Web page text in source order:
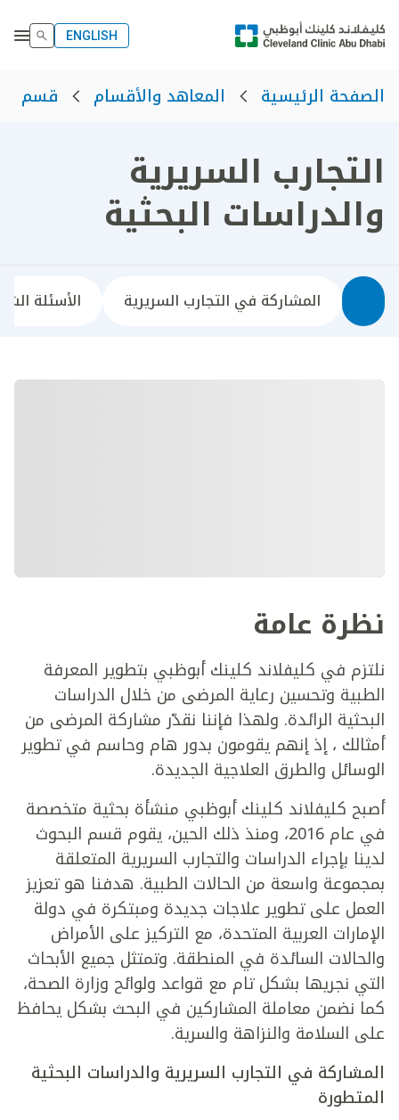
ENGLISH
الصفحة الرئيسية المعاهد والأقسام قسم
التجارب السريرية
والدراسات البحثية
المشاركة في التجارب السريرية الأسئلة
نظرة عامة
نلتزم في كليفلاند كلينك أبوظبي بتطوير المعرفة
الطبية وتحسين رعاية المرضى من خلال الدراسات
البحثية الرائدة. ولهذا فإننا نقدّر مشاركة المرضى من
أمثالك ، إذ إنهم يقومون بدور هام وحاسم في تطوير
الوسائل والطرق العلاجية الجديدة.
أصبح كليفلاند كلينك أبوظبي منشأة بحثية متخصصة
في عام 2016، ومنذ ذلك الحين، يقوم قسم البحوث
لدينا بإجراء الدراسات والتجارب السريرية المتعلقة
بمجموعة واسعة من الحالات الطبية. هدفنا هو تعزيز
العمل على تطوير علاجات جديدة ومبتكرة في دولة
الإمارات العربية المتحدة، مع التركيز على الأمراض
والحالات السائدة في المنطقة. وتمتثل جميع الأبحاث
التي نجريها بشكل تام مع قواعد ولوائح وزارة الصحة،
كما نضمن معاملة المشاركين في البحث بشكل يحافظ
على السلامة والنزاهة والسرية.
المشاركة في التجارب السريرية والدراسات البحثية
المتطورة